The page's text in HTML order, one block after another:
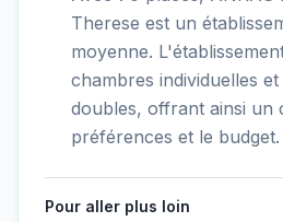
Therese est un
moyenne.
chambres individuelles
doubles, offrant ainsi un
préférences et le budget.
Pour aller plus loin